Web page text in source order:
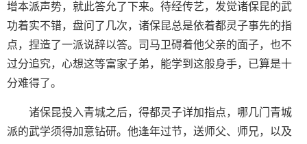
增本派声势，就此答允了下来。待经传艺，发觉诸保昆的武
功着实不错，盘问了几次，诸保昆总是依着都灵子事先的指
点，捏造了一派说辞以答。司马卫碍着他父亲的面子，也不
过分追究，心想这等富家子弟，能学到这般身手，已算是十
分难得了。
诸保昆投入青城之后，得都灵子详加指点，哪几门青城
派的武学须得加意钻研。他逢年过节，送师父、师兄，以及